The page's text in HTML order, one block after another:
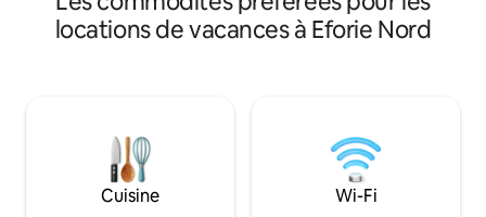
l'endroit idéal pour se détendre!
mer à travers de
Détendez-vous
moderne et
paisible. Situé à
passionnant
votre escapade
locations de vacances à Eforie Nord
Cuisine Wi-Fi